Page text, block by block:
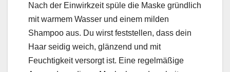
Nach der Einwirkzeit spüle die Maske gründlich
mit warmem Wasser und einem milden
Shampoo aus. Du wirst feststellen, dass dein
Haar seidig weich, glänzend und mit
Feuchtigkeit versorgt ist. Eine regelmäßige